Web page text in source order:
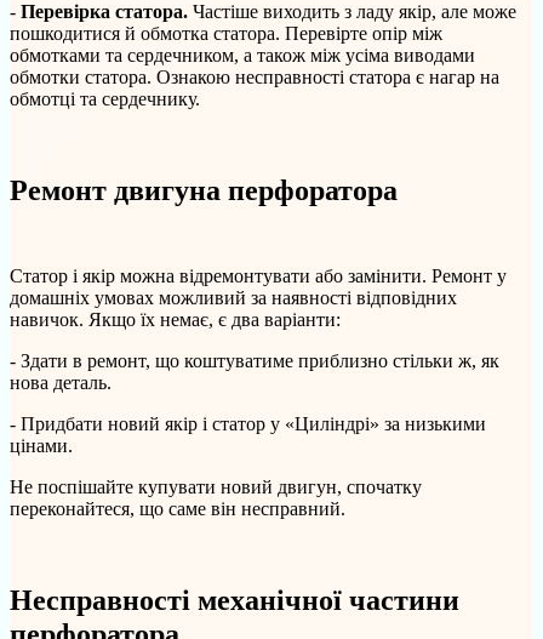
- Перевірка статора. Частіше виходить з ладу якір, але може
пошкодитися й обмотка статора. Перевірте опір між
обмотками та сердечником, а також між усіма виводами
обмотки статора. Ознакою несправності статора є нагар на
обмотці та сердечнику.
Ремонт двигуна перфоратора
Статор і якір можна відремонтувати або замінити. Ремонт у
домашніх умовах можливий за наявності відповідних
навичок. Якщо їх немає, є два варіанти:
- Здати в ремонт, що коштуватиме приблизно стільки ж, як
нова деталь.
- Придбати новий якір і статор у «Циліндрі» за низькими
цінами.
Не поспішайте купувати новий двигун, спочатку
переконайтеся, що саме він несправний.
Несправності механічної частини